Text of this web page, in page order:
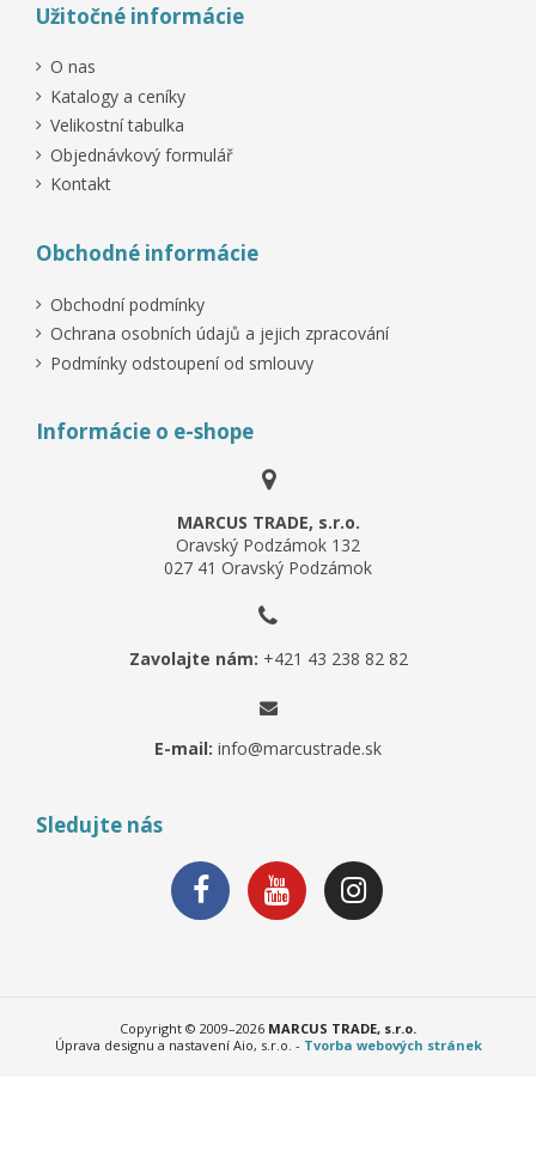
Užitočné informácie
O nas
Katalogy a ceníky
Velikostní tabulka
Objednávkový formulář
Kontakt
Obchodné informácie
Obchodní podmínky
Ochrana osobních údajů a jejich zpracování
Podmínky odstoupení od smlouvy
Informácie o e-shope
MARCUS TRADE, s.r.o.
Oravský Podzámok 132
027 41 Oravský Podzámok
Zavolajte nám: +421 43 238 82 82
E-mail: info@marcustrade.sk
Sledujte nás
Copyright © 2009–2026 MARCUS TRADE, s.r.o.
Úprava designu a nastavení Aio, s.r.o. - Tvorba webových stránek